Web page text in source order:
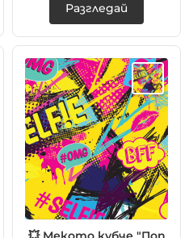
Разгледай